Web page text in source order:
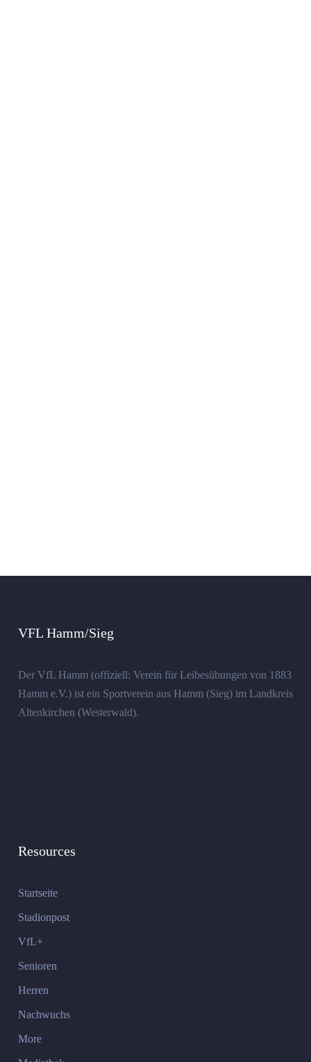
VFL Hamm/Sieg
Der VfL Hamm (offiziell: Verein für Leibesübungen von 1883
Hamm e.V.) ist ein Sportverein aus Hamm (Sieg) im Landkreis
Altenkirchen (Westerwald).
Resources
Startseite
Stadionpost
VfL+
Senioren
Herren
Nachwuchs
More